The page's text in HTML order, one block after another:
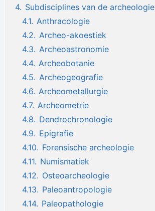
4. Subdisciplines van de archeologie
4.1. Anthracologie
4.2. Archeo-akoestiek
4.3. Archeoastronomie
4.4. Archeobotanie
4.5. Archeogeografie
4.6. Archeometallurgie
4.7. Archeometrie
4.8. Dendrochronologie
4.9. Epigrafie
4.10. Forensische archeologie
4.11. Numismatiek
4.12. Osteoarcheologie
4.13. Paleoantropologie
4.14. Paleopathologie